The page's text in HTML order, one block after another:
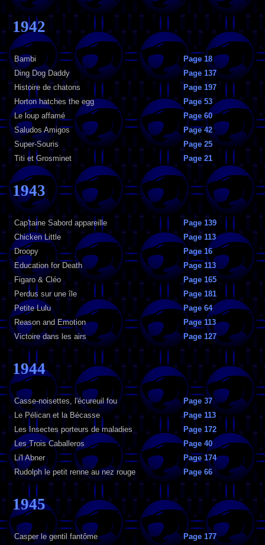
1942
Bambi
Page 18
Ding Dog Daddy
Page 137
Histoire de chatons
Page 197
Horton hatches the egg
Page 53
Le loup affamé
Page 60
Saludos Amigos
Page 42
Super-Souris
Page 25
Titi et Grosminet
Page 21
1943
Cap'taine Sabord appareille
Page 139
Chicken Little
Page 113
Droopy
Page 16
Education for Death
Page 113
Figaro & Cléo
Page 165
Perdus sur une île
Page 181
Petite Lulu
Page 64
Reason and Emotion
Page 113
Victoire dans les airs
Page 127
1944
Casse-noisettes, l'écureuil fou
Page 37
Le Pélican et la Bécasse
Page 113
Les Insectes porteurs de maladies
Page 172
Les Trois Caballeros
Page 40
Li'l Abner
Page 174
Rudolph le petit renne au nez rouge
Page 66
1945
Casper le gentil fantôme
Page 177